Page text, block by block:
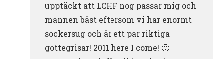
upptäckt att LCHF nog passar mig och
mannen bäst eftersom vi har enormt
sockersug och är ett par riktiga
gottegrisar! 2011 here I come! 🙂